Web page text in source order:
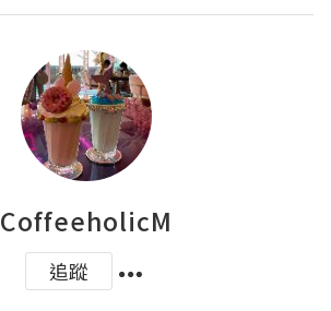
CoffeeholicM
追蹤